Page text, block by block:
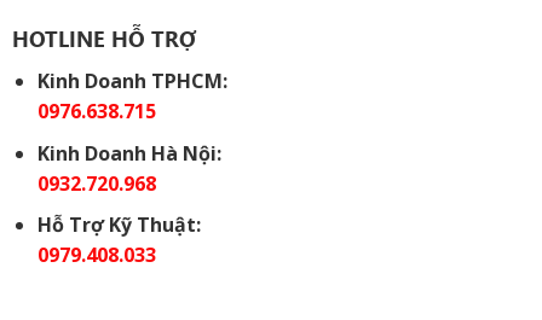
HOTLINE HỖ TRỢ
Kinh Doanh TPHCM:
0976.638.715
Kinh Doanh Hà Nội:
0932.720.968
Hỗ Trợ Kỹ Thuật:
0979.408.033